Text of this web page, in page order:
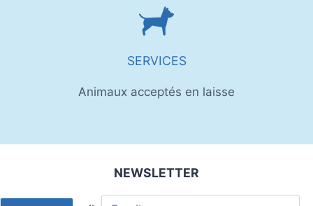
SERVICES
Animaux acceptés en laisse
NEWSLETTER